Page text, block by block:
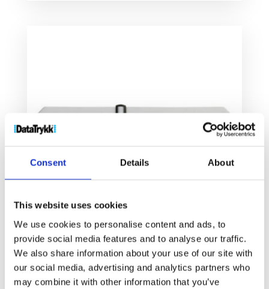
Consent Details About
This website uses cookies
We use cookies to personalise content and ads, to
provide social media features and to analyse our traffic.
We also share information about your use of our site with
our social media, advertising and analytics partners who
may combine it with other information that you’ve
Luuc sublimert koffertbånd
68kr